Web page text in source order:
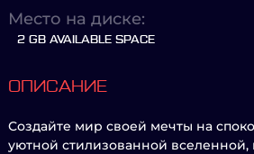
Место на диске:
2 GB AVAILABLE SPACE
ОПИСАНИЕ
Создайте мир своей мечты на
уютной стилизованной